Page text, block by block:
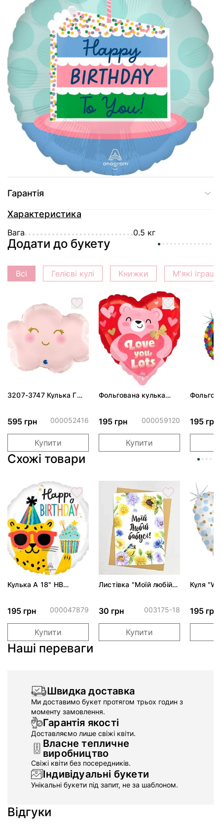
46 46см
195 грн
Доставка
Гарантія
Характеристика
Вага 0.5 кг
Додати до букету
Всі Гелієві кулі Книжки М'які
3207-3747 Кулька Г
595 грн 000052416
Купити
Фольгована кулька
195 грн 000059120
Купити
195 грн
Схожі товари
Кулька А 18" НВ
195 грн 000047879
Купити
Листівка "Моїй любій
30 грн 003175-18
Купити
Куля
195 грн
Наші переваги
Швидка доставка
Ми доставимо букет протягом трьох годин з
моменту замовлення.
Гарантія якості
Доставляємо лише свіжі квіти.
Власне тепличне
виробництво
Свіжі квіти без посередників.
Індивідуальні букети
Унікальні букети під запит, не за шаблоном.
Відгуки